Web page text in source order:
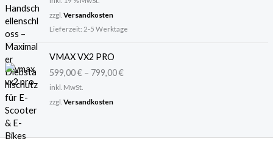
w
a
:
3
zzgl. Versandkosten
Lieferzeit: 2-5 Werktage
VMAX VX2 PRO
599,00€– 799,00€
inkl. MwSt.
zzgl. Versandkosten